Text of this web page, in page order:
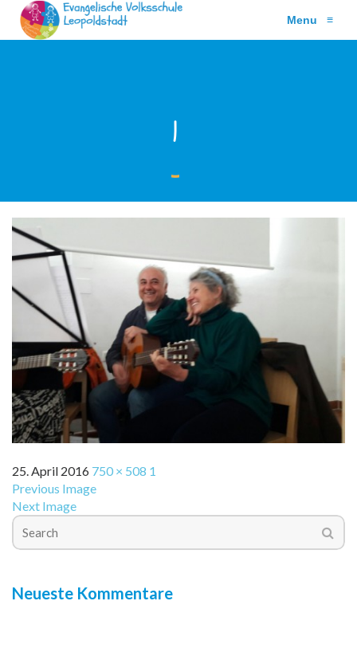
Menu ≡
1
25. April 2016 750 × 508 1
Previous Image
Next Image
Neueste Kommentare